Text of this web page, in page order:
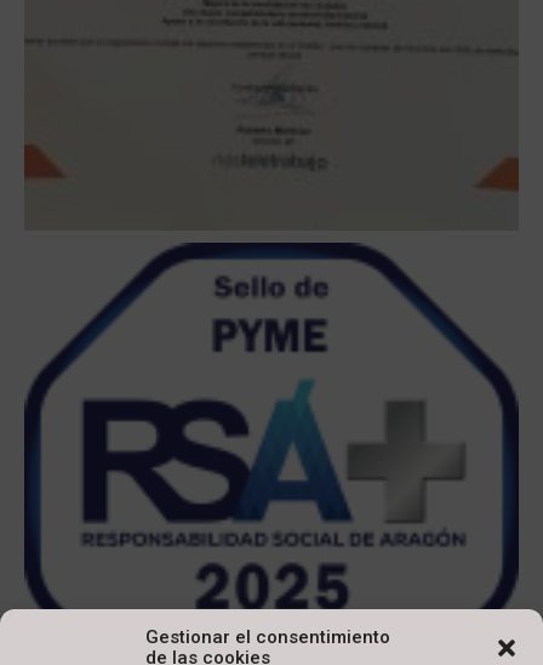
Gestionar el consentimiento
de las cookies